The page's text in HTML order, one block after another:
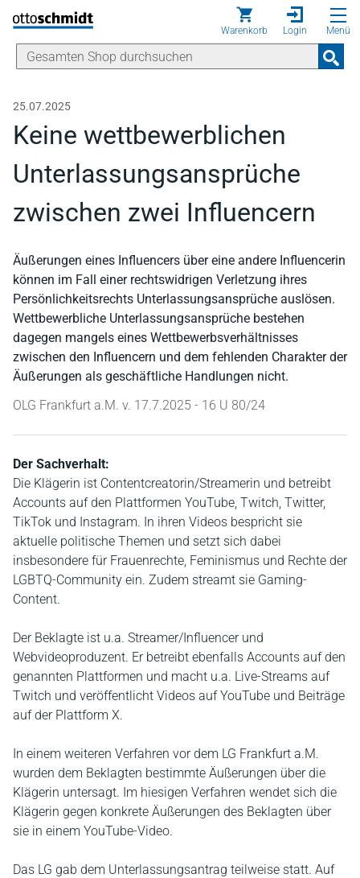
Direkt zum Inhalt
Warenkorb Login Menü
25.07.2025
Keine wettbewerblichen
Unterlassungsansprüche
zwischen zwei Influencern
Äußerungen eines Influencers über eine andere Influencerin
können im Fall einer rechtswidrigen Verletzung ihres
Persönlichkeitsrechts Unterlassungsansprüche auslösen.
Wettbewerbliche Unterlassungsansprüche bestehen
dagegen mangels eines Wettbewerbsverhältnisses
zwischen den Influencern und dem fehlenden Charakter der
Äußerungen als geschäftliche Handlungen nicht.
OLG Frankfurt a.M. v. 17.7.2025 - 16 U 80/24
Der Sachverhalt:
Die Klägerin ist Contentcreatorin/Streamerin und betreibt
Accounts auf den Plattformen YouTube, Twitch, Twitter,
TikTok und Instagram. In ihren Videos bespricht sie
aktuelle politische Themen und setzt sich dabei
insbesondere für Frauenrechte, Feminismus und Rechte der
LGBTQ-Community ein. Zudem streamt sie Gaming-
Content.
Der Beklagte ist u.a. Streamer/Influencer und
Webvideoproduzent. Er betreibt ebenfalls Accounts auf den
genannten Plattformen und macht u.a. Live-Streams auf
Twitch und veröffentlicht Videos auf YouTube und Beiträge
auf der Plattform X.
In einem weiteren Verfahren vor dem LG Frankfurt a.M.
wurden dem Beklagten bestimmte Äußerungen über die
Klägerin untersagt. Im hiesigen Verfahren wendet sich die
Klägerin gegen konkrete Äußerungen des Beklagten über
sie in einem YouTube-Video.
Das LG gab dem Unterlassungsantrag teilweise statt. Auf